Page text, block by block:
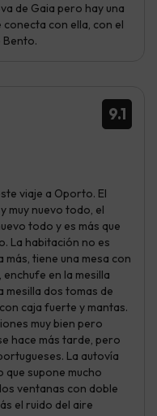
de Gaia pero hay una
con ella, con el
Bento.
9.1
viaje a Oporto. El
muy nuevo todo, el
todo y es más que
La habitación no es
tiene una mesa con
en la mesilla
mesilla dos tomas de
caja fuerte y mantas.
muy bien pero
hace más tarde, pero
La autovía
que supone mucho
ventanas con doble
el ruido del aire